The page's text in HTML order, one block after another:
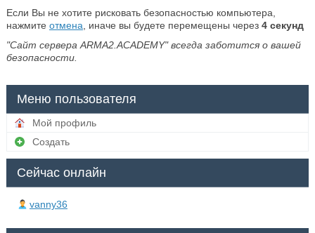
Если Вы не хотите рисковать безопасностью компьютера,
нажмите отмена , иначе вы будете перемещены через 4секунд
"Сайт сервера ARMA2.ACADEMY" всегда заботится о вашей
безопасности.
Меню пользователя
Мой профиль
Создать
Сейчас онлайн
vanny36